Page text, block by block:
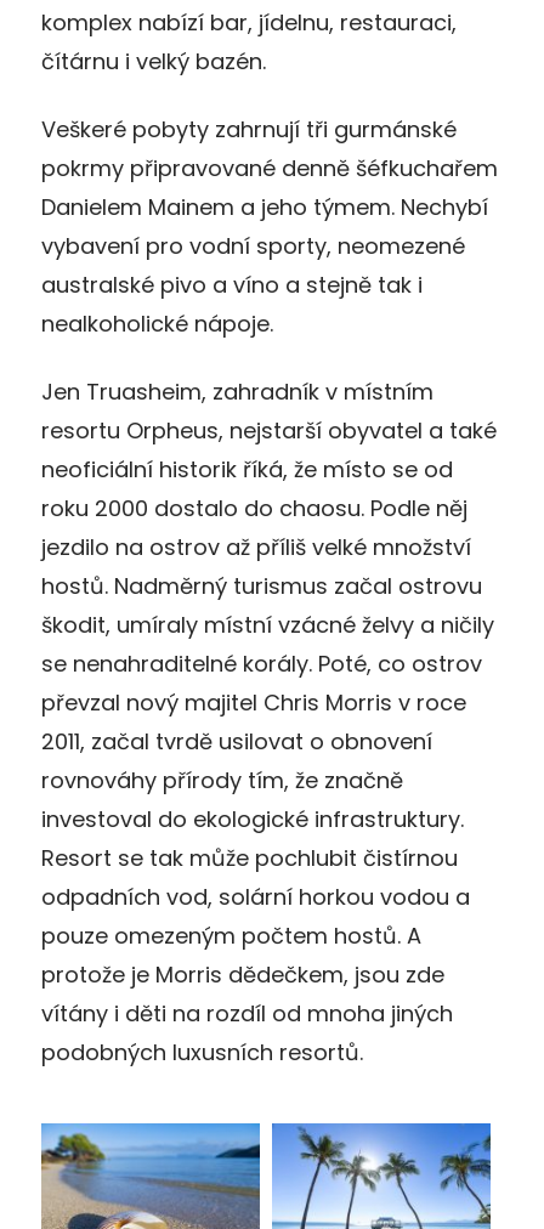
komplex nabízí bar, jídelnu, restauraci,
čítárnu i velký bazén.
Veškeré pobyty zahrnují tři gurmánské
pokrmy připravované denně šéfkuchařem
Danielem Mainem a jeho týmem. Nechybí
vybavení pro vodní sporty, neomezené
australské pivo a víno a stejně tak i
nealkoholické nápoje.
Jen Truasheim, zahradník v místním
resortu Orpheus, nejstarší obyvatel a také
neoficiální historik říká, že místo se od
roku 2000 dostalo do chaosu. Podle něj
jezdilo na ostrov až příliš velké množství
hostů. Nadměrný turismus začal ostrovu
škodit, umíraly místní vzácné želvy a ničily
se nenahraditelné korály. Poté, co ostrov
převzal nový majitel Chris Morris v roce
2011, začal tvrdě usilovat o obnovení
rovnováhy přírody tím, že značně
investoval do ekologické infrastruktury.
Resort se tak může pochlubit čistírnou
odpadních vod, solární horkou vodou a
pouze omezeným počtem hostů. A
protože je Morris dědečkem, jsou zde
vítány i děti na rozdíl od mnoha jiných
podobných luxusních resortů.